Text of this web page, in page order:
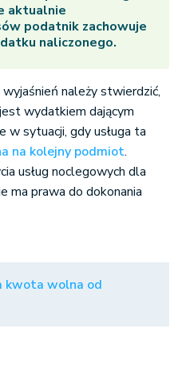
aktualnie
podatnik zachowuje
naliczonego.
należy stwierdzić,
wydatkiem dającym
w sytuacji, gdy usługa ta
na kolejny podmiot.
usług noclegowych dla
ma prawa do dokonania
kwota wolna od